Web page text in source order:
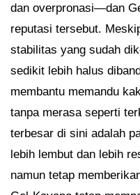
dan overpronasi—dan
reputasi tersebut.
stabilitas yang sudah
sedikit lebih halus
membantu memandu
tanpa merasa seperti
terbesar di sini adalah
lebih lembut dan lebih
namun tetap